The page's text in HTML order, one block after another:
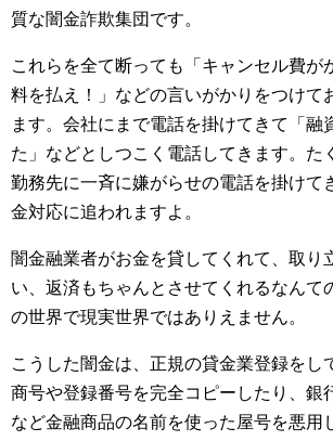
質な闇金詐欺集団です。
これらを全て断っても「キャンセル費が
料を払え！」などの言いがかりをつけて
ます。会社にまで電話を掛けてきて「融
た」などとしつこく電話してきます。た
勤務先に一斉に嫌がらせの電話を掛けて
金対応に追われますよ。
闇金融業者がお金を貸してくれて、取り
い、返済もちゃんとさせてくれるなんて
の世界で現実世界ではありえません。
こうした闇金は、正規の貸金業登録をし
商号や登録番号を完全コピーしたり、銀
など金融商品の名前を使った屋号を悪用